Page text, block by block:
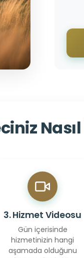
3. Hizmet Videosu
Gün içerisinde
hizmetinizin hangi
aşamada olduğunu